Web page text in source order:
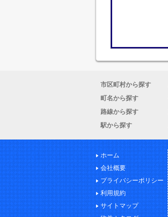
市区町村から探す
町名から探す
路線から探す
駅から探す
ホーム
会社概要
プライバシーポリシー
利用規約
サイトマップ